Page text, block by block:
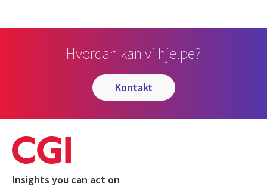
Hvordan kan vi hjelpe?
kontakt
Insights you can act on